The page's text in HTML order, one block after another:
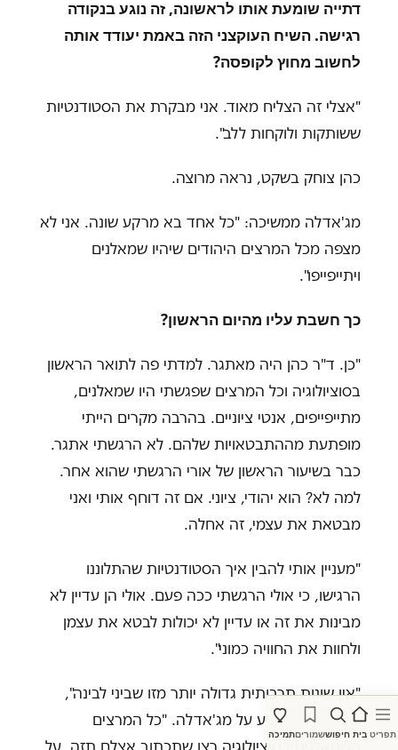
תפריט בית חיפוששמוריםתמיכה
דתייה שומעת אותו לראשונה, זה נוגע בנקודה
רגישה. השיח העוקצני הזה באמת יעודד אותה
לחשוב מחוץ לקופסה?
"אצלי זה הצליח מאוד. אני מבקרת את הסטודנטיות
ששותקות ולוקחות ללב".
כהן צוחק בשקט, נראה מרוצה.
מג'אדלה ממשיכה: "כל אחד בא מרקע שונה. אני לא
מצפה מכל המרצים היהודים שיהיו שמאלנים
ויתייפייפו."
כך חשבת עליו מהיום הראשון?
"כן. ד"ר כהן היה מאתגר. למדתי פה לתואר הראשון
בסוציולוגיה וכל המרצים שפגשתי היו שמאלנים,
מתייפייפים, אנטי ציוניים. בהרבה מקרים הייתי
מופתעת מההתבטאויות שלהם. לא הרגשתי אתגר.
כבר בשיעור הראשון של אורי הרגשתי שהוא אחר.
למה לא? הוא יהודי, ציוני. אם זה דוחף אותי ואני
מבטאת את עצמי, זה אחלה.
"מעניין אותי להבין איך הסטודנטיות שהתלוננו
הרגישו, כי אולי הרגשתי ככה פעם. אולי הן עדיין לא
מבינות את זה או עדיין לא יכולות לבטא את עצמן
ולחוות את החוויה כמוני".
"אין שונות תרבותית גדולה יותר מזו שביני לבינה",
אומר כהן ומצביע על מג'אדלה. "כל המרצים